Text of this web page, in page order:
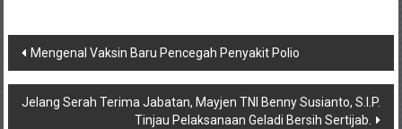
Post
navigation
Mengenal Vaksin Baru Pencegah Penyakit Polio
Jelang Serah Terima Jabatan, Mayjen TNI Benny Susianto, S.I.P.
Tinjau Pelaksanaan Geladi Bersih Sertijab.